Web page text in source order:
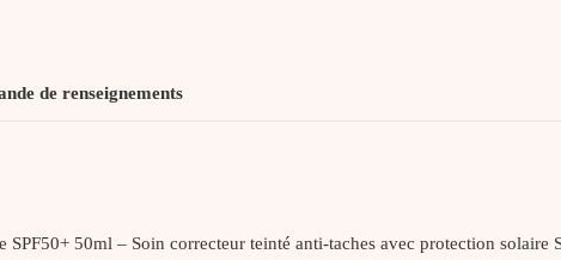
de renseignements
50ml – Soin correcteur teinté anti-taches avec protection